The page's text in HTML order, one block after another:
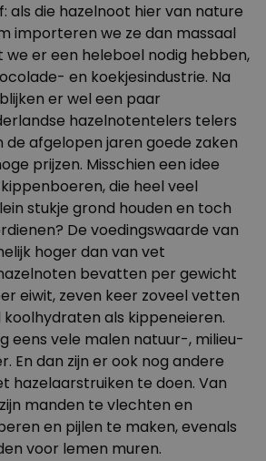
als die hazelnoot hier van nature
importeren we ze dan massaal
we er een heleboel nodig hebben,
en koekjesindustrie. Na
er wel een paar
hazelnotentelers telers
de afgelopen jaren goede zaken
prijzen. Misschien een idee
die heel veel
stukje grond houden en toch
De voedingswaarde van
hoger dan van vet
bevatten per gewicht
eiwit, zeven keer zoveel vetten
koolhydraten als kippeneieren.
eens vele malen natuur-, milieu-
En dan zijn er ook nog andere
hazelaarstruiken te doen. Van
manden te vlechten en
en pijlen te maken, evenals
voor lemen muren.